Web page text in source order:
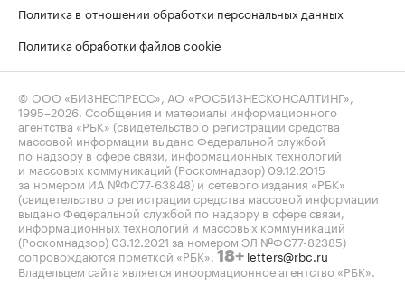
Политика в отношении обработки персональных данных
Политика обработки файлов cookie
© ООО «БИЗНЕСПРЕСС», АО «РОСБИЗНЕСКОНСАЛТИНГ»,
1995–2026 . Сообщения и материалы информационного
агентства «РБК» (свидетельство о регистрации средства
массовой информации выдано Федеральной службой
по надзору в сфере связи, информационных технологий
и массовых коммуникаций (Роскомнадзор) 09.12.2015
за номером ИА №ФС77-63848) и сетевого издания «РБК»
(свидетельство о регистрации средства массовой информации
выдано Федеральной службой по надзору в сфере связи,
информационных технологий и массовых коммуникаций
(Роскомнадзор) 03.12.2021 за номером ЭЛ №ФС77-82385)
сопровождаются пометкой «РБК». 18+ letters@rbc.ru
Владельцем сайта является информационное агентство «РБК».